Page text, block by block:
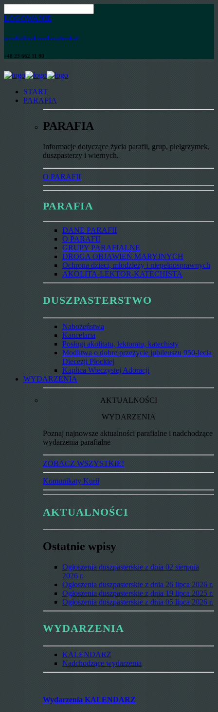
LOGOWANIE
parafia@maksymilian.plonsk.pl
+48 23 662 11 80
START
PARAFIA
PARAFIA
Informacje dotyczące życia parafii, grup, pielgrzymek,
duszpasterzy i wiernych.
O PARAFII
PARAFIA
DANE PARAFII
O PARAFII
GRUPY PARAFIALNE
DROGA OBJAWIEŃ MARYJNYCH
Ochrona dzieci, młodzieży i niepełnosprawnych
AKOLITA-LEKTOR-KATECHISTA
DUSZPASTERSTWO
Nabożeństwa
Kancelaria
Posługi akolitatu, lektoratu, katechisty
Modlitwa o dobre przeżycie jubileuszu 950-lecia
Diecezji Płockiej
Kaplica Wieczystej Adoracji
WYDARZENIA
AKTUALNOŚCI
WYDARZENIA
Poznaj najnowsze aktualności parafialne i nadchodzące
wydarzenia parafialne
ZOBACZ WSZYSTKIE!
Komunikaty Kurii
AKTUALNOŚCI
Ostatnie wpisy
Ogłoszenia duszpasterskie z dnia 02 sierpnia
2026 r.
Ogłoszenia duszpasterskie z dnia 26 lipca 2026 r.
Ogłoszenia duszpasterskie z dnia 19 lipca 2025 r.
Ogłoszenia duszpasterskie z dnia 05 lipca 2026 r.
WYDARZENIA
KALENDARZ
Nadchodzące wydarzenia
Wydarzenia KALENDARZ